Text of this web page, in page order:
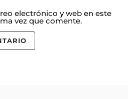
electrónico y web en este
vez que comente.